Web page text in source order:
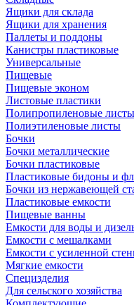
Ящики для склада
Ящики для хранения
Паллеты и поддоны
Канистры пластиковые
Универсальные
Пищевые
Пищевые эконом
Листовые пластики
Полипропиленовые листы
Полиэтиленовые листы
Бочки
Бочки металлические
Бочки пластиковые
Пластиковые бидоны и
Бочки из нержавеющей
Пластиковые емкости
Пищевые ванны
Емкости для воды и
Емкости с мешалками
Емкости с усиленной
Мягкие емкости
Специзделия
Для сельского хозяйства